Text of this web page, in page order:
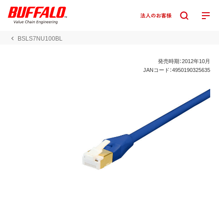
BSLS7NU100BL
発売時期：2012年10月
JANコード：4950190325635